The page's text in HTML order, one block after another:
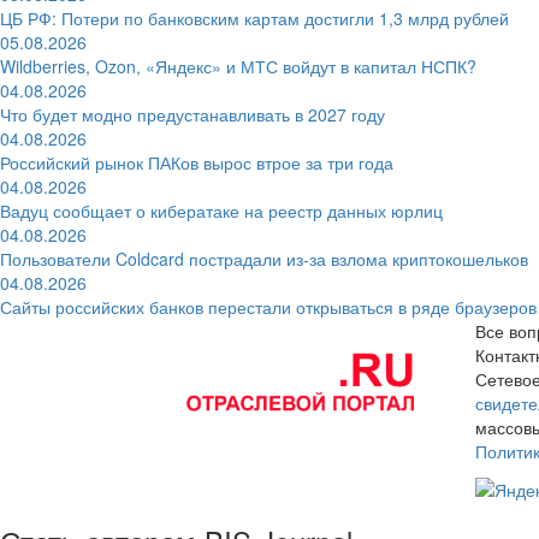
ЦБ РФ: Потери по банковским картам достигли 1,3 млрд рублей
05.08.2026
Wildberries, Ozon, «Яндекс» и МТС войдут в капитал НСПК?
04.08.2026
Что будет модно предустанавливать в 2027 году
04.08.2026
Российский рынок ПАКов вырос втрое за три года
04.08.2026
Вадуц сообщает о кибератаке на реестр данных юрлиц
04.08.2026
Пользователи Coldcard пострадали из-за взлома криптокошельков
04.08.2026
Сайты российских банков перестали открываться в ряде браузеров
Все